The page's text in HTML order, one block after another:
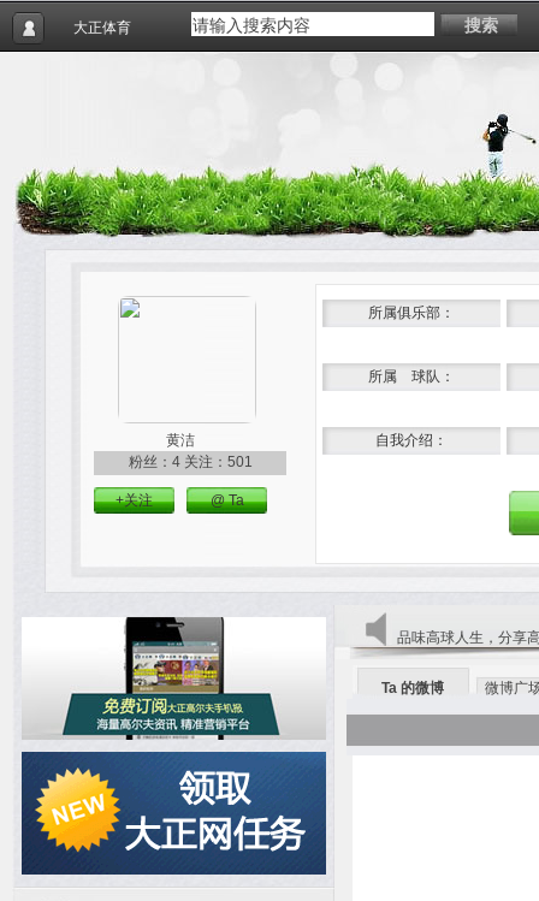
大正体育 搜索
黄洁
粉丝：4 关注：501
+关注 @ Ta
所属俱乐部：
所属 球队：
自我介绍：
品味高球人生，分享
Ta 的微博 微博广